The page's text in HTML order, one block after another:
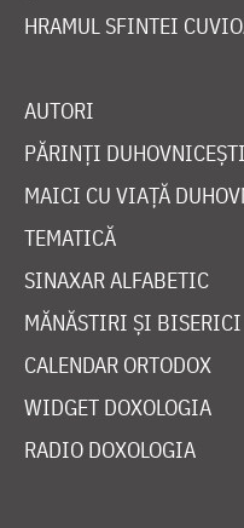
HRAMUL SFINTEI
AUTORI
PĂRINȚI DUHOVNICEȘTI
MAICI CU VIAȚĂ
TEMATICĂ
SINAXAR ALFABETIC
MĂNĂSTIRI ȘI BISERICI
CALENDAR ORTODOX
WIDGET DOXOLOGIA
RADIO DOXOLOGIA